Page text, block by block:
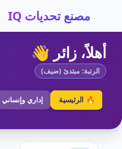
مصنع تحديات IQ
أهلاً، زائر 👋
الرتبة: مبتدئ (ضيف)
🔥 الرئيسية إداري وإنساني